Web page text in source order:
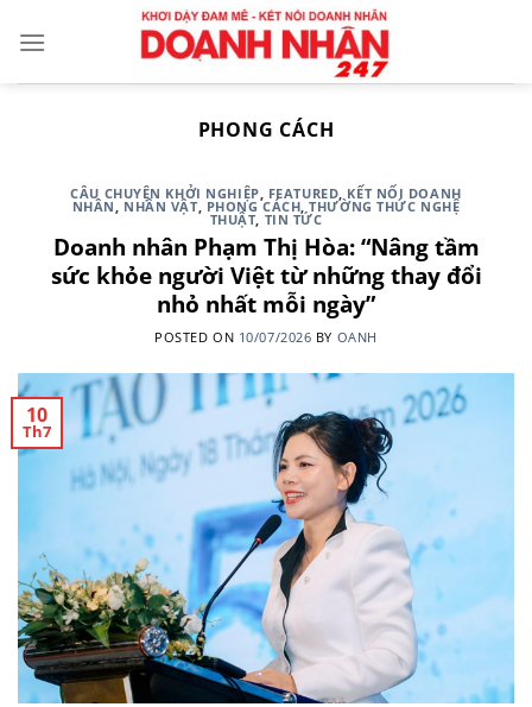
PHONG CÁCH
CÂU CHUYỆN KHỞI NGHIỆP, FEATURED, KẾT NỐI DOANH
NHÂN, NHÂN VẬT, PHONG CÁCH,THƯỜNG THỨC NGHỆ
THUẬT, TIN TỨC
Doanh nhân Phạm Thị Hòa: “Nâng tầm
sức khỏe người Việt từ những thay đổi
nhỏ nhất mỗi ngày”
POSTED ON 10/07/2026 BY OANH
10
Th7